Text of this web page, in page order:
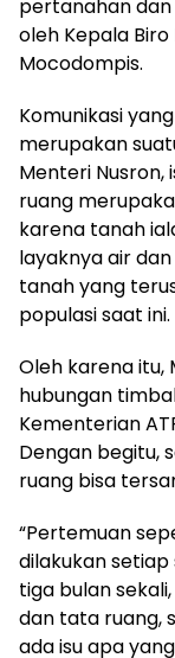
pertanahan
oleh Kepala
Mocodompis.
Komunikasi
merupakan
Menteri
ruang
karena tanah
layaknya air
tanah yang
populasi saat ini.
Oleh karena itu,
hubungan
Kementerian
Dengan begitu,
ruang bisa
“Pertemuan
dilakukan
tiga bulan
dan tata ruang,
ada isu apa